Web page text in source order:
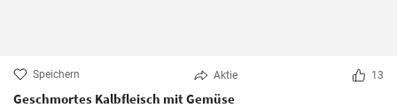
Speichern Aktie 13
Geschmortes Kalbfleisch mit Gemüse